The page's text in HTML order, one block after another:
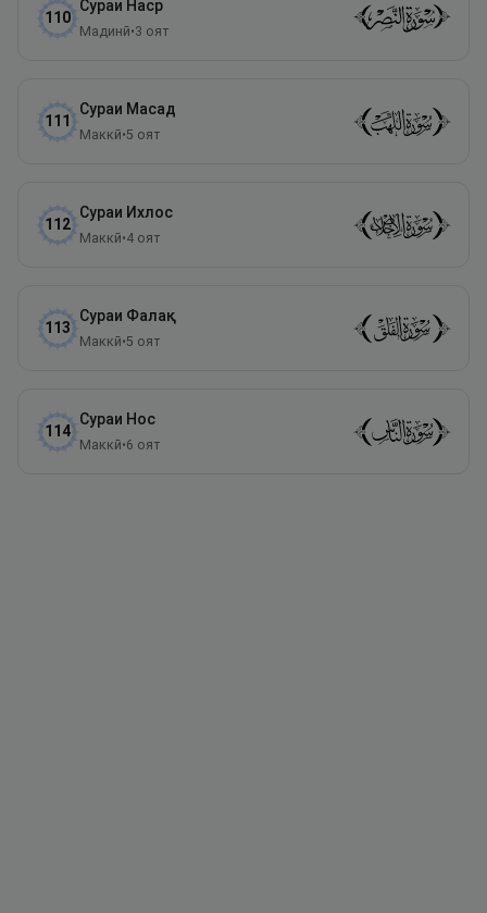
110
Сураи Наср
Мадинӣ•3 оят
111
Сураи Масад
Маккӣ•5 оят
112
Сураи Ихлос
Маккӣ•4 оят
113
Сураи Фалақ
Маккӣ•5 оят
114
Сураи Нос
Маккӣ•6 оят